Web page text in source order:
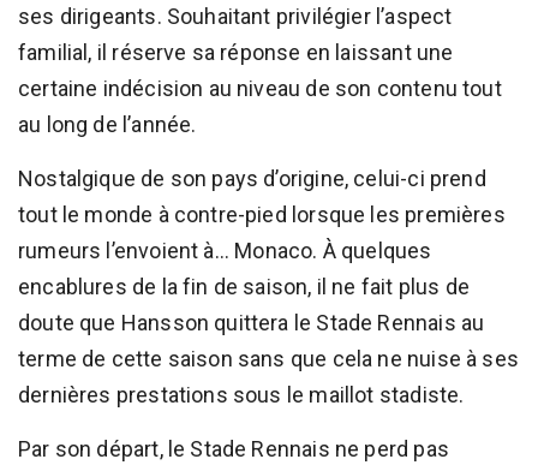
ses dirigeants. Souhaitant privilégier l’aspect
familial, il réserve sa réponse en laissant une
certaine indécision au niveau de son contenu tout
au long de l’année.
Nostalgique de son pays d’origine, celui-ci prend
tout le monde à contre-pied lorsque les premières
rumeurs l’envoient à... Monaco. À quelques
encablures de la fin de saison, il ne fait plus de
doute que Hansson quittera le Stade Rennais au
terme de cette saison sans que cela ne nuise à ses
dernières prestations sous le maillot stadiste.
Par son départ, le Stade Rennais ne perd pas